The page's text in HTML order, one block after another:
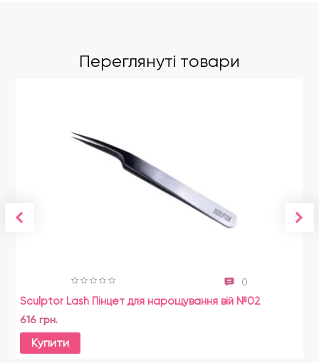
Переглянуті товари
0
Sculptor Lash Пінцет для нарощування вій №02
616 грн.
Купити